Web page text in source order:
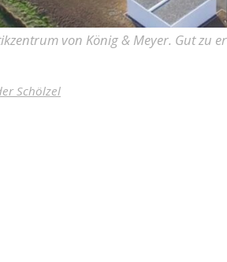
von König & Meyer. Gut zu
Schölzel